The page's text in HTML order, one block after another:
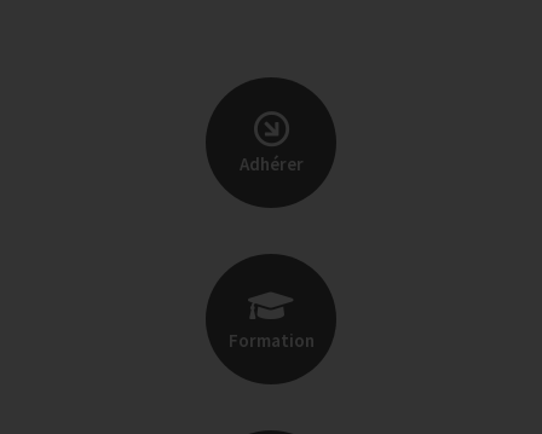
Adhérer
Formation